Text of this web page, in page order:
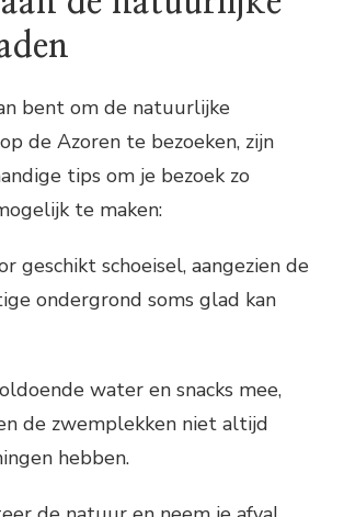
bent om de natuurlijke
de Azoren te bezoeken, zijn
tips om je bezoek zo
te maken:
geschikt schoeisel, aangezien de
ondergrond soms glad kan
water en snacks mee,
de zwemplekken niet altijd
hebben.